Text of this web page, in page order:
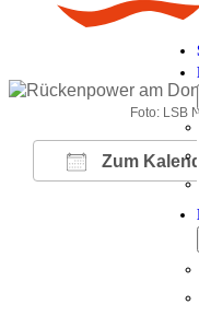
Foto: LSB
Zum
ICS Google